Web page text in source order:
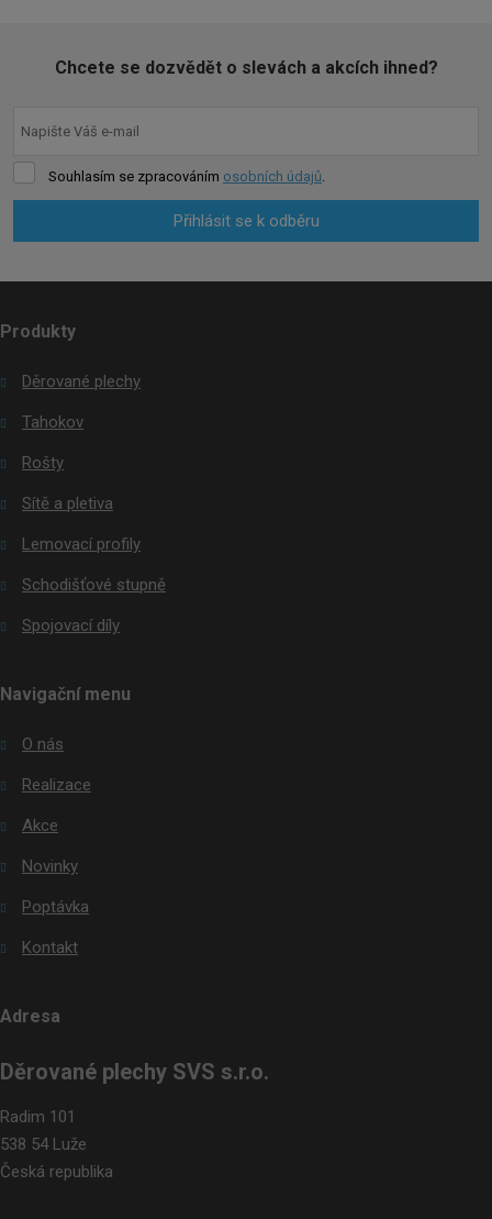
Chcete se dozvědět o slevách a akcích ihned?
Souhlasím se zpracováním osobních údajů.
Přihlásit se k odběru
se
odeslat.
Produkty
Děrované plechy
Tahokov
Rošty
Sítě a pletiva
Lemovací profily
Schodišťové stupně
Spojovací díly
Navigační menu
O nás
Realizace
Akce
Novinky
Poptávka
Kontakt
Adresa
Děrované plechy SVS s.r.o.
Radim 101
538 54 Luže
Česká republika